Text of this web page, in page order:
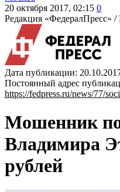
20 октября 2017, 02:15 0
Редакция «ФедералПресс» /
Дата публикации:
Постоянный адрес
https://fedpress.ru/news/77/
Мошенник
Владимира
рублей